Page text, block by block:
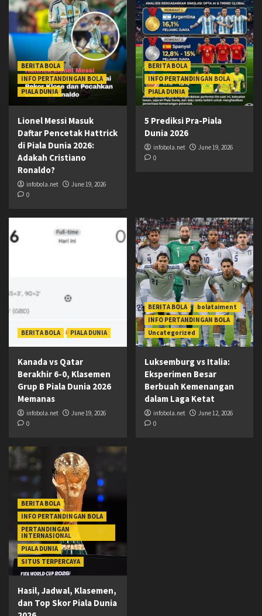
BERITA BOLA
INFO PERTANDINGAN BOLA
PIALA DUNIA
Lionel Messi Masuk
Daftar Pencetak Hattrick
di Piala Dunia 2026:
Adakah Cristiano
Ronaldo?
infobola.net
June 19, 2026
0
BERITA BOLA
INFO PERTANDINGAN BOLA
PIALA DUNIA
5 Prediksi Pra-Piala
Dunia 2026
infobola.net
June 19, 2026
0
BERITA BOLA PIALA DUNIA
Kanada vs Qatar
Berakhir 6-0, Klasemen
Grup B Piala Dunia 2026
Memanas
infobola.net
June 19, 2026
0
BERITA BOLA
bolataiment
INFO PERTANDINGAN BOLA
Uncategorized
Luksemburg vs Italia:
Eksperimen Besar
Berbuah Kemenangan
dalam Laga Ketat
infobola.net
June 12, 2026
0
BERITA BOLA
INFO PERTANDINGAN BOLA
PERTANDINGAN
INTERNASIONAL
PIALA DUNIA
SITUS TERPERCAYA
Hasil, Jadwal, Klasemen,
dan Top Skor Piala Dunia